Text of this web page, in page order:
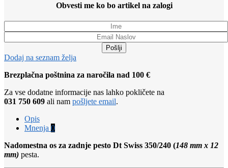
Obvesti me ko bo artikel na zalogi
Pošlji
Dodaj na seznam želja
Brezplačna poštnina za naročila nad 100 €
Za vse dodatne informacije nas lahko pokličete na
031 750 609 ali nam pošljete email.
Opis
Mnenja 0
Nadomestna os za zadnje pesto Dt Swiss 350/240 (148 mm x 12
mm) pesta.